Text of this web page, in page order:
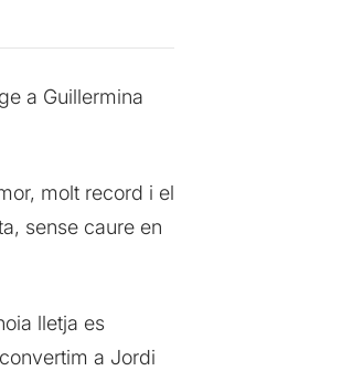
a Guillermina
molt record i el
sense caure en
lletja es
a Jordi